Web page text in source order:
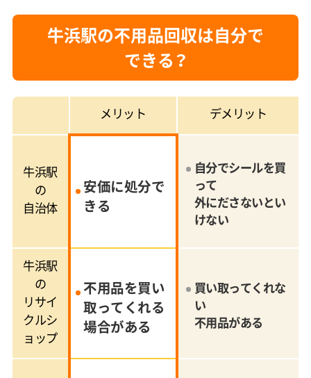
牛浜駅の不用品回収は自分で
できる？
メリット デメリット
牛浜駅
の
自治体
安価に処分で
きる
自分でシールを買
って
外にださないとい
けない
牛浜駅
の
リサイ
クルシ
ョップ
不用品を買い
取ってくれる
場合がある
買い取ってくれな
い
不用品がある